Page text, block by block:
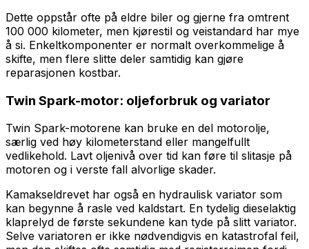
Dette oppstår ofte på eldre biler og gjerne fra omtrent
100 000 kilometer, men kjørestil og veistandard har mye
å si. Enkeltkomponenter er normalt overkommelige å
skifte, men flere slitte deler samtidig kan gjøre
reparasjonen kostbar.
Twin Spark-motor: oljeforbruk og variator
Twin Spark-motorene kan bruke en del motorolje,
særlig ved høy kilometerstand eller mangelfullt
vedlikehold. Lavt oljenivå over tid kan føre til slitasje på
motoren og i verste fall alvorlige skader.
Kamakseldrevet har også en hydraulisk variator som
kan begynne å rasle ved kaldstart. En tydelig dieselaktig
klaprelyd de første sekundene kan tyde på slitt variator.
Selve variatoren er ikke nødvendigvis en katastrofal feil,